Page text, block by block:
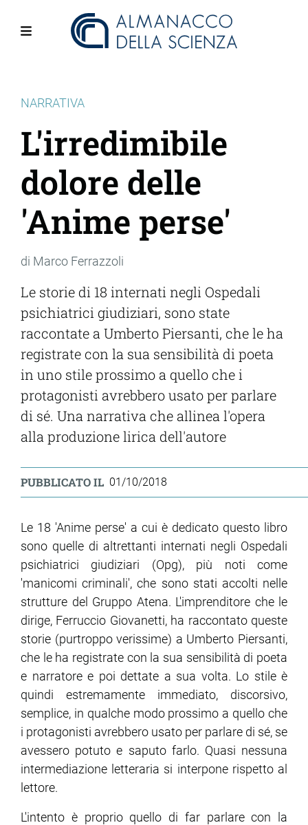
NARRATIVA
L'irredimibile
dolore delle
'Anime perse'
di Marco Ferrazzoli
Le storie di 18 internati negli Ospedali
psichiatrici giudiziari, sono state
raccontate a Umberto Piersanti, che le ha
registrate con la sua sensibilità di poeta
in uno stile prossimo a quello che i
protagonisti avrebbero usato per parlare
di sé. Una narrativa che allinea l'opera
alla produzione lirica dell'autore
PUBBLICATO IL 01/10/2018
Le 18 'Anime perse' a cui è dedicato questo libro
sono quelle di altrettanti internati negli Ospedali
psichiatrici giudiziari (Opg), più noti come
'manicomi criminali', che sono stati accolti nelle
strutture del Gruppo Atena. L'imprenditore che le
dirige, Ferruccio Giovanetti, ha raccontato queste
storie (purtroppo verissime) a Umberto Piersanti,
che le ha registrate con la sua sensibilità di poeta
e narratore e poi dettate a sua volta. Lo stile è
quindi estremamente immediato, discorsivo,
semplice, in qualche modo prossimo a quello che
i protagonisti avrebbero usato per parlare di sé, se
avessero potuto e saputo farlo. Quasi nessuna
intermediazione letteraria si interpone rispetto al
lettore.
L'intento è proprio quello di far parlare con la